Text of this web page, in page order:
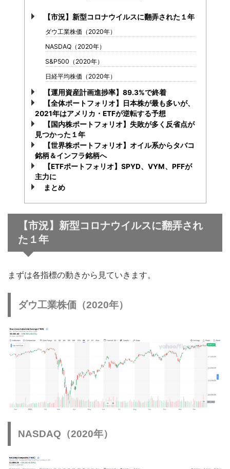
【市況】新型コロナウイルスに翻弄された１年
ダウ工業株価（2020年）
NASDAQ（2020年）
S&P500（2020年）
日経平均株価（2020年）
【運用資産計画進捗率】89.3%で終着
【全体ポートフォリオ】日本株が最も多いが、
2021年はアメリカ・ETFが逆転する予想
【国内株ポートフォリオ】失敗が多く反省点が
見つかった１年
【世界株ポートフォリオ】オイル系からタバコ
銘柄＆インフラ銘柄へ
【ETFポートフォリオ】SPYD、VYM、PFFが
主力に
まとめ
【市況】新型コロナウイルスに翻弄され
た１年
まずは各指標の動きから見ていきます。
ダウ工業株価（2020年）
NASDAQ（2020年）